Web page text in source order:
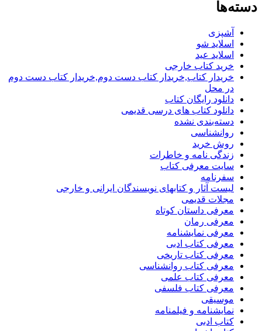
دسته‌ها
آشپزی
اسلاید شو
اسلاید عید
خرید کتاب خارجی
خریدار کتاب,خریدار کتاب دست دوم,خریدار کتاب دست دوم
در محل
دانلود رایگان کتاب
دانلود کتاب های درسی قدیمی
دسته‌بندی نشده
روانشناسی
روش خرید
زندگی نامه و خاطرات
سایت معرفی کتاب
سفرنامه
لیست آثار و کتابهای نویسندگان ایرانی و خارجی
مجلات قدیمی
معرفی داستان کوتاه
معرفی رمان
معرفی نمایشنامه
معرفی کتاب ادبی
معرفی کتاب تاریخی
معرفی کتاب روانشناسی
معرفی کتاب علمی
معرفی کتاب فلسفی
موسیقی
نمایشنامه و فیلمنامه
کتاب ادبی